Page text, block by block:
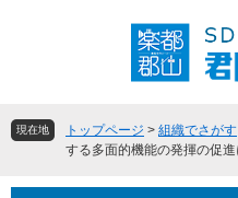
頭
飛現在地 トップページ > 組織でさがす
する多面的機能の発揮の促